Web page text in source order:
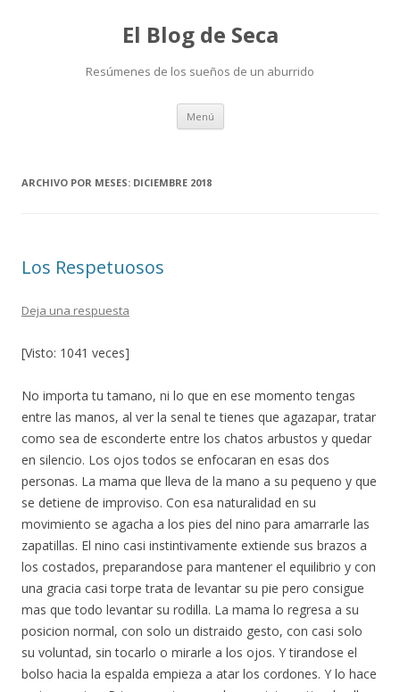
El Blog de Seca
Resúmenes de los sueños de un aburrido
Menú Ir
contenido
ARCHIVO POR MESES: DICIEMBRE 2018
Los Respetuosos
Deja una respuesta
[Visto: 1041 veces]
No importa tu tamano, ni lo que en ese momento tengas
entre las manos, al ver la senal te tienes que agazapar, tratar
como sea de esconderte entre los chatos arbustos y quedar
en silencio. Los ojos todos se enfocaran en esas dos
personas. La mama que lleva de la mano a su pequeno y que
se detiene de improviso. Con esa naturalidad en su
movimiento se agacha a los pies del nino para amarrarle las
zapatillas. El nino casi instintivamente extiende sus brazos a
los costados, preparandose para mantener el equilibrio y con
una gracia casi torpe trata de levantar su pie pero consigue
mas que todo levantar su rodilla. La mama lo regresa a su
posicion normal, con solo un distraido gesto, con casi solo
su voluntad, sin tocarlo o mirarle a los ojos. Y tirandose el
bolso hacia la espalda empieza a atar los cordones. Y lo hace